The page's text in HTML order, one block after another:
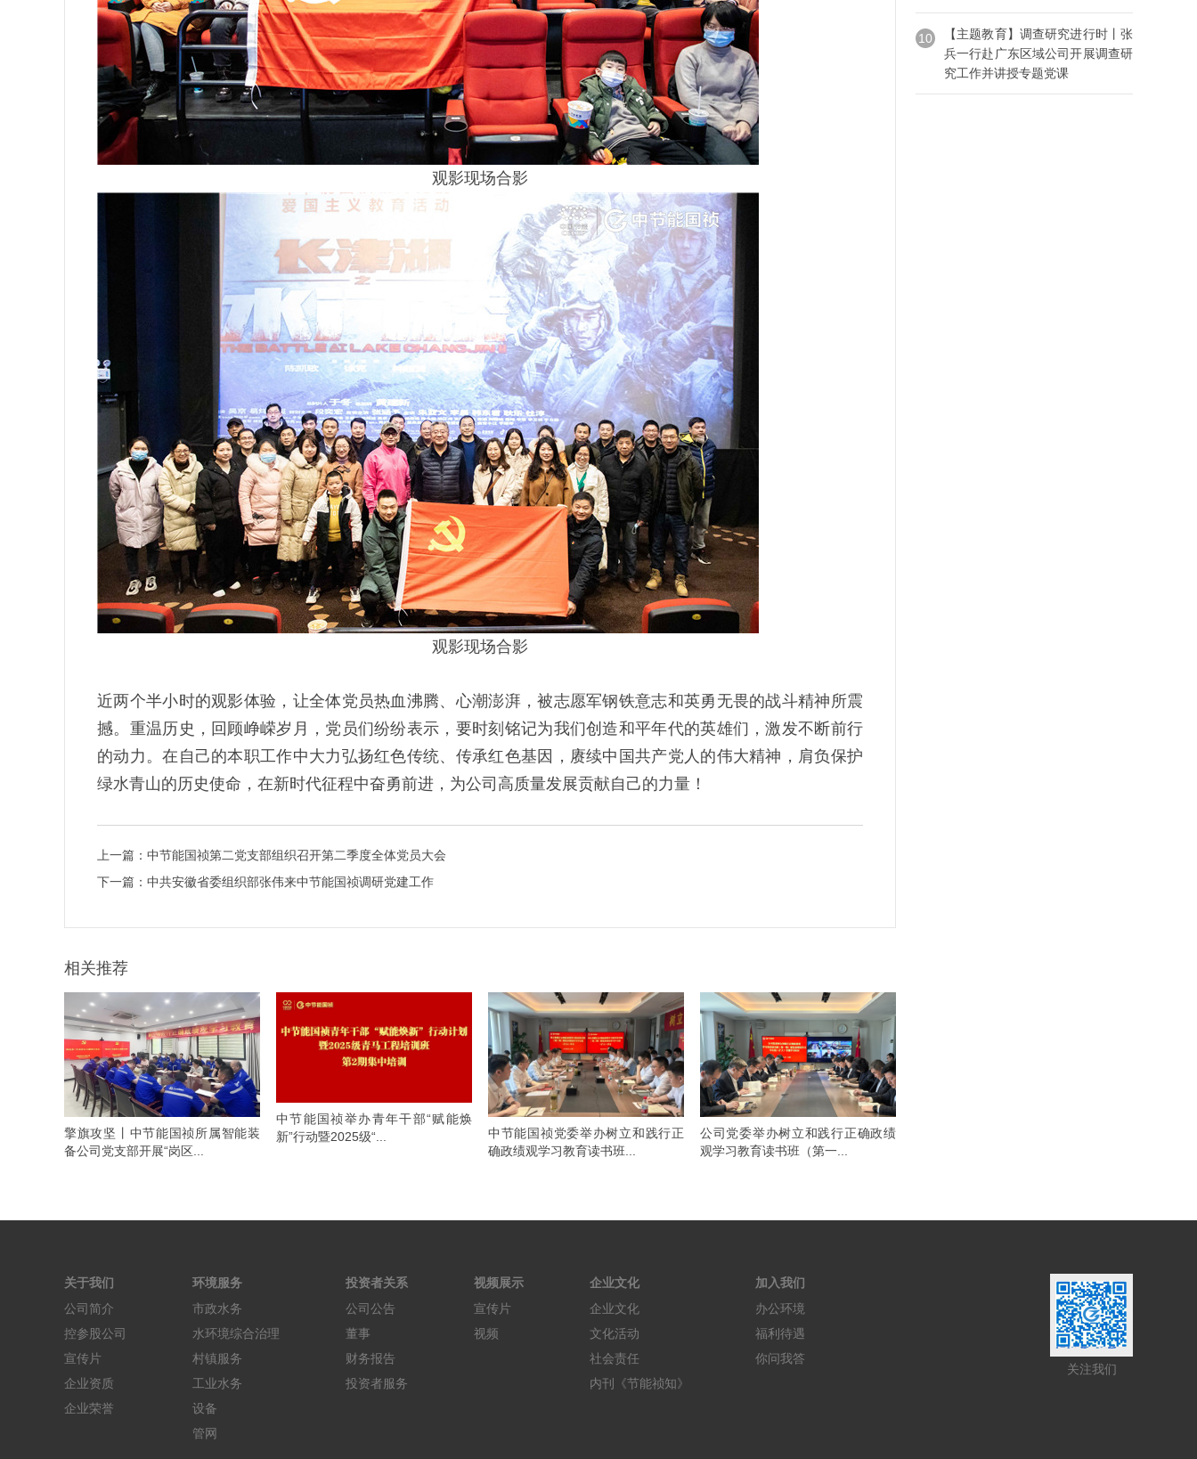
观影现场合影
观影现场合影
近两个半小时的观影体验，让全体党员热血沸腾、心潮澎湃，被志愿军钢铁意志和英勇无畏的战斗精神所震
撼。重温历史，回顾峥嵘岁月，党员们纷纷表示，要时刻铭记为我们创造和平年代的英雄们，激发不断前行
的动力。在自己的本职工作中大力弘扬红色传统、传承红色基因，赓续中国共产党人的伟大精神，肩负保护
绿水青山的历史使命，在新时代征程中奋勇前进，为公司高质量发展贡献自己的力量！
上一篇： 中节能国祯第二党支部组织召开第二季度全体党员大会
下一篇： 中共安徽省委组织部张伟来中节能国祯调研党建工作
相关推荐
擎旗攻坚丨中节能国祯所属智能装
备公司党支部开展“岗区...
中节能国祯举办青年干部“赋能焕
新”行动暨2025级“...
中节能国祯党委举办树立和践行正
确政绩观学习教育读书班...
公司党委举办树立和践行正确政绩
观学习教育读书班（第一...
10
【主题教育】调查研究进行时丨张
兵一行赴广东区域公司开展调查研
究工作并讲授专题党课
关于我们
公司简介
控参股公司
宣传片
企业资质
企业荣誉
环境服务
市政水务
水环境综合治理
村镇服务
工业水务
设备
管网
投资者关系
公司公告
董事
财务报告
投资者服务
视频展示
宣传片
视频
企业文化
企业文化
文化活动
社会责任
内刊《节能祯知》
加入我们
办公环境
福利待遇
你问我答
关注我们